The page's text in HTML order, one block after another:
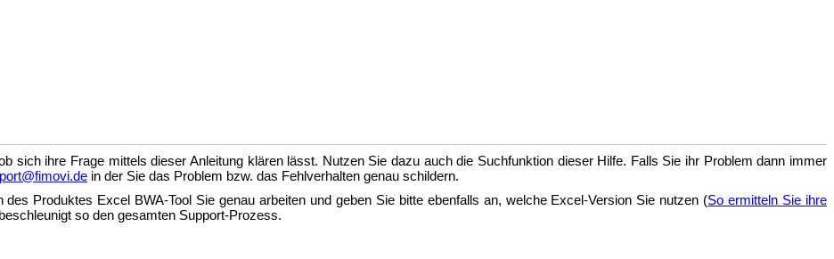
sich ihre Frage mittels dieser Anleitung klären lässt. Nutzen Sie dazu auch die Suchfunktion dieser Hilfe. Falls Sie ihr Problem dann immer
in der Sie das Problem bzw. das Fehlverhalten genau schildern.
Produktes Excel BWA-Tool Sie genau arbeiten und geben Sie bitte ebenfalls an, welche Excel-Version Sie nutzen (So ermitteln Sie ihre
so den gesamten Support-Prozess.